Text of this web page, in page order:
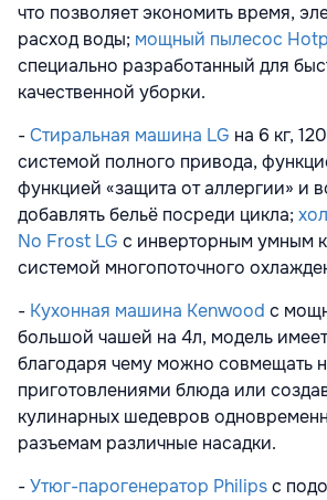
что позволяет экономить время,
расход воды; мощный пылесос
специально разработанный для
качественной уборки.
-Стиральная машина LG на 6 кг,
системой полного привода,
функцией «защита от аллергии» и
добавлять бельё посреди цикла;
No Frost LG с инверторным умным
системой многопоточного
- Кухонная машина Kenwood с
большой чашей на 4л, модель
благодаря чему можно совмещать
приготовлениями блюда или
кулинарных шедевров
разъемам различные насадки.
-Утюг-парогенератор Philipsc